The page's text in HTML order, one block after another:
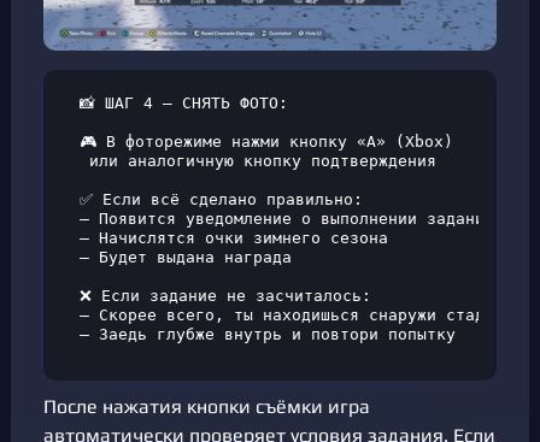
📸 ШАГ 4 — СНЯТЬ ФОТО:
🎮 В фоторежиме нажми кнопку «A» (Xbox)
или аналогичную кнопку подтверждения
✅ Если всё сделано правильно:
— Появится уведомление о выполнении задания
— Начислятся очки зимнего сезона
— Будет выдана награда
❌ Если задание не засчиталось:
— Скорее всего, ты находишься снаружи стадиона
— Заедь глубже внутрь и повтори попытку
После нажатия кнопки съёмки игра
автоматически проверяет условия задания. Если